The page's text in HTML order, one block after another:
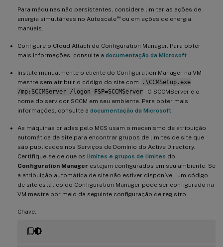
Para máquinas não persistentes, considere limitar as ações de
energia simultâneas no Autoscale™ou em ações de energia
manuais.
Configure o Cloud Attach do Configuration Manager. Para obter
mais informações, consulte a documentação da Microsoft
Instale manualmente o cliente do Configuration Manager na VM
mestre sem atribuir o código do site com
.\CCMSetup.exe
/mp:SCCMServer /logon FSP=SCCMServer
. O SCCMServer é o
nome do servidor SCCM em seu ambiente. Para obter mais
informações, consulte a documentação da Microsoft
As máquinas criadas pelo MCS usam o mecanismo de atribuição
automática de site para encontrar grupos de limites de site que
são publicados nos Serviços de Domínio do Active Directory.
Certifique-se de que os limites e grupos de limites do
Configuration Manager estejam configurados em seu ambiente. Se
a atribuição automática de site não estiver disponível, um código
de site estático do Configuration Manager pode ser configurado na
VM mestre por meio da seguinte configuração de registro:
Chave: